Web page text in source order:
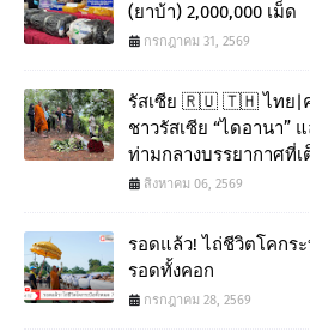
(ยาบ้า) 2,000,000 เม็ด
กรกฎาคม 31, 2569
รัสเซีย 🇷🇺 🇹🇭 ไทย|
ชาวรัสเซีย “ไดอานา”
ท่ามกลางบรรยากาศที่
สิงหาคม 06, 2569
รอดแล้ว! ไถ่ชีวิตโคกร
รอดทั้งคอก
กรกฎาคม 28, 2569